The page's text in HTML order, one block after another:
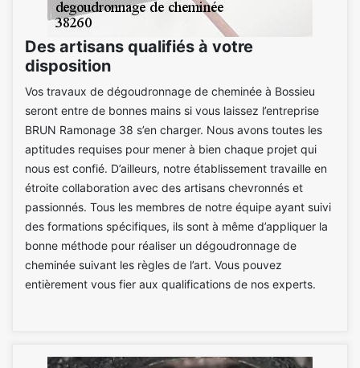
Des artisans qualifiés à votre
disposition
Vos travaux de dégoudronnage de cheminée à Bossieu
seront entre de bonnes mains si vous laissez l’entreprise
BRUN Ramonage 38 s’en charger. Nous avons toutes les
aptitudes requises pour mener à bien chaque projet qui
nous est confié. D’ailleurs, notre établissement travaille en
étroite collaboration avec des artisans chevronnés et
passionnés. Tous les membres de notre équipe ayant suivi
des formations spécifiques, ils sont à même d’appliquer la
bonne méthode pour réaliser un dégoudronnage de
cheminée suivant les règles de l’art. Vous pouvez
entièrement vous fier aux qualifications de nos experts.